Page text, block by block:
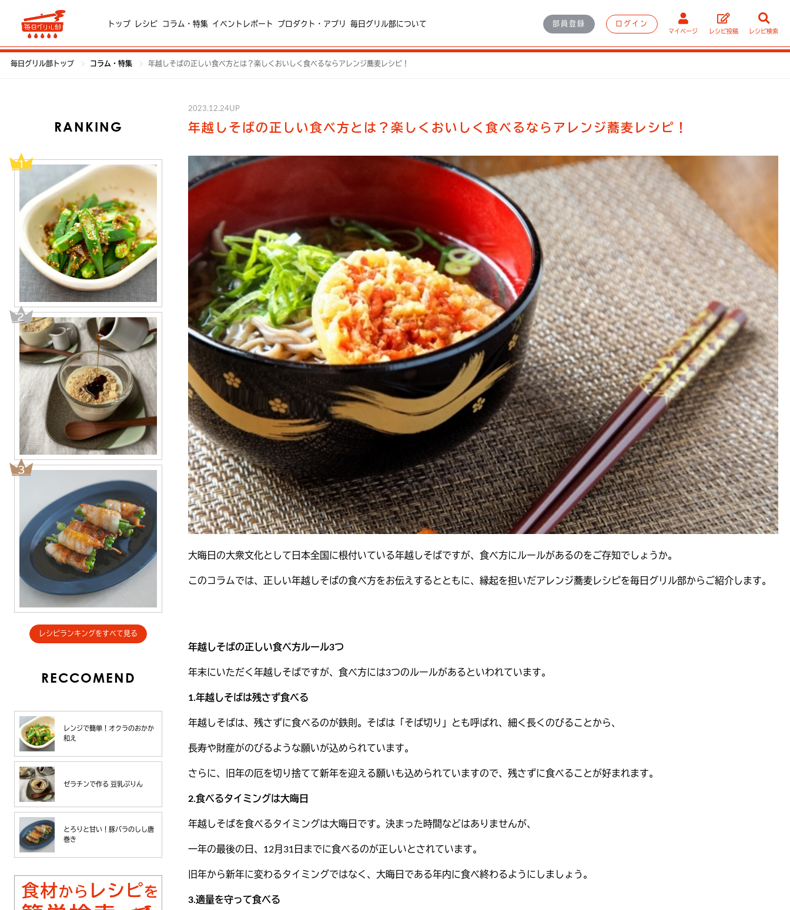
トップ レシピ コラム・特集 イベントレポート プロダクト・アプリ 毎日グリル部について 部員登録 ログイン
マイページ レシピ投稿 レシピ検索
毎日グリル部トップ コラム・特集 年越しそばの正しい食べ方とは？楽しくおいしく食べるならアレンジ蕎麦レシピ！
RANKING
レシピランキングをすべて見る
RECCOMEND
レンジで簡単！オクラのおかか
和え
ゼラチンで作る 豆乳ぷりん
とろりと甘い！豚バラのしし唐
巻き
2023.12.24UP
年越しそばの正しい食べ方とは？楽しくおいしく食べるならアレンジ蕎麦レシピ！
大晦日の大衆文化として日本全国に根付いている年越しそばですが、食べ方にルールがあるのをご存知でしょうか。
このコラムでは、正しい年越しそばの食べ方をお伝えするとともに、縁起を担いだアレンジ蕎麦レシピを毎日グリル部からご紹介します。
年越しそばの正しい食べ方ルール3つ
年末にいただく年越しそばですが、食べ方には3つのルールがあるといわれています。
1.年越しそばは残さず食べる
年越しそばは、残さずに食べるのが鉄則。そばは「そば切り」とも呼ばれ、細く長くのびることから、
長寿や財産がのびるような願いが込められています。
さらに、旧年の厄を切り捨てて新年を迎える願いも込められていますので、残さずに食べることが好まれます。
2.食べるタイミングは大晦日
年越しそばを食べるタイミングは大晦日です。決まった時間などはありませんが、
一年の最後の日、12月31日までに食べるのが正しいとされています。
旧年から新年に変わるタイミングではなく、大晦日である年内に食べ終わるようにしましょう。
3.適量を守って食べる